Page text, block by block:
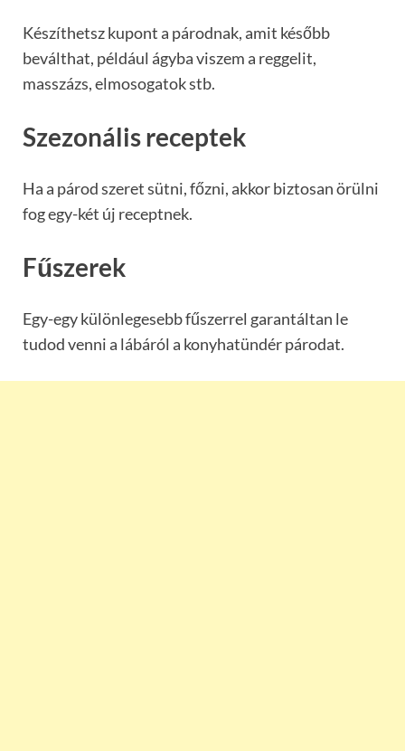
Készíthetsz kupont a párodnak, amit később
beválthat, például ágyba viszem a reggelit,
masszázs, elmosogatok stb.
Szezonális receptek
Ha a párod szeret sütni, főzni, akkor biztosan örülni
fog egy-két új receptnek.
Fűszerek
Egy-egy különlegesebb fűszerrel garantáltan le
tudod venni a lábáról a konyhatündér párodat.